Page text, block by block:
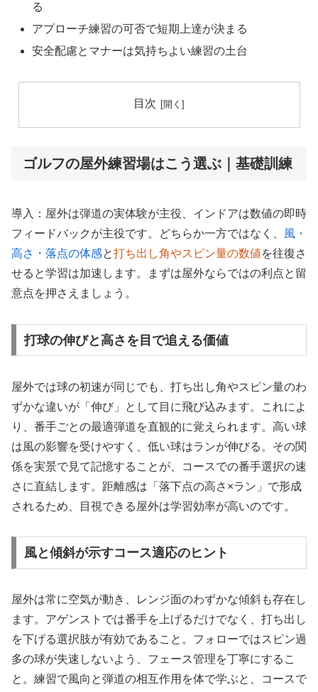
る
アプローチ練習の可否で短期上達が決まる
安全配慮とマナーは気持ちよい練習の土台
目次
ゴルフの屋外練習場はこう選ぶ｜基礎訓練
導入：屋外は弾道の実体験が主役、インドアは数値の即時
フィードバックが主役です。どちらか一方ではなく、
風・
高さ・落点の体感と打ち出し角やスピン量の数値を往復さ
せると学習は加速します。まずは屋外ならではの利点と留
意点を押さえましょう。
打球の伸びと高さを目で追える価値
屋外では球の初速が同じでも、打ち出し角やスピン量のわ
ずかな違いが「伸び」として目に飛び込みます。これによ
り、番手ごとの最適弾道を直観的に覚えられます。高い球
は風の影響を受けやすく、低い球はランが伸びる。その関
係を実景で見て記憶することが、コースでの番手選択の速
さに直結します。距離感は「落下点の高さ×ラン」で形成
されるため、目視できる屋外は学習効率が高いのです。
風と傾斜が示すコース適応のヒント
屋外は常に空気が動き、レンジ面のわずかな傾斜も存在し
ます。アゲンストでは番手を上げるだけでなく、打ち出し
を下げる選択肢が有効であること。フォローではスピン過
多の球が失速しないよう、フェース管理を丁寧にするこ
と。練習で風向と弾道の相互作用を体で学ぶと、コースで